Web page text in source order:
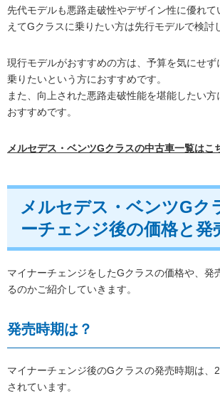
先代モデルも悪路走破性やデザイン性に優れて
えてGクラスに乗りたい方は先行モデルで検討
現行モデルがおすすめの方は、予算を気にせず
乗りたいという方におすすめです。
また、向上された悪路走破性能を堪能したい
おすすめです。
メルセデス・ベンツGクラスの中古車一覧はこ
メルセデス・ベンツGク
ーチェンジ後の価格と発
マイナーチェンジをしたGクラスの価格や、発
るのかご紹介していきます。
発売時期は？
マイナーチェンジ後のGクラスの発売時期は、
されています。